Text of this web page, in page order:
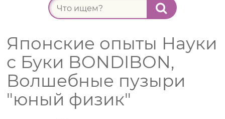
Японские опыты Науки
с Буки BONDIBON,
Волшебные пузыри
"юный физик"